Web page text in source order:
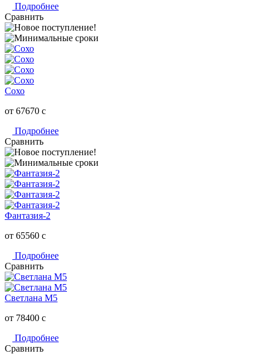
Подробнее
Сравнить
Сохо
от 67670 c
Подробнее
Сравнить
Фантазия-2
от 65560 c
Подробнее
Сравнить
Светлана M5
от 78400 c
Подробнее
Сравнить